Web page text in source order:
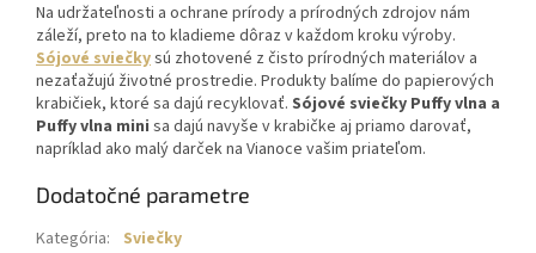
Na udržateľnosti a ochrane prírody a prírodných zdrojov nám
záleží, preto na to kladieme dôraz v každom kroku výroby.
Sójové sviečkysú zhotovené z čisto prírodných materiálov a
nezaťažujú životné prostredie. Produkty balíme do papierových
krabičiek, ktoré sa dajú recyklovať. Sójové sviečky Puffy vlna a
Puffy vlna mini sa dajú navyše v krabičke aj priamo darovať,
napríklad ako malý darček na Vianoce vašim priateľom.
Dodatočné parametre
Kategória:
Sviečky